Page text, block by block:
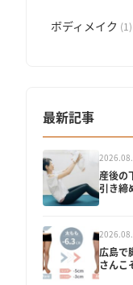
ボディメイク (1)
最新記事
産後の
引き締
広島で
さんこ